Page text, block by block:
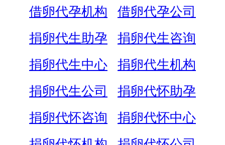
借卵代孕机构
借卵代孕公司
捐卵代生助孕
捐卵代生咨询
捐卵代生中心
捐卵代生机构
捐卵代生公司
捐卵代怀助孕
捐卵代怀咨询
捐卵代怀中心